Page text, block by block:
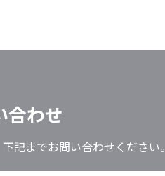
合わせ
記までお問い合わせください。